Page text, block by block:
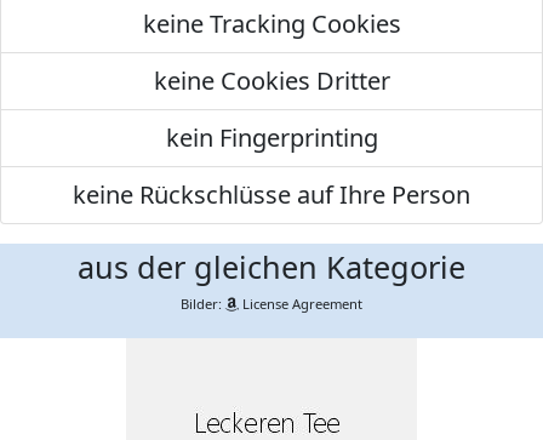
keine Tracking Cookies
keine Cookies Dritter
kein Fingerprinting
keine Rückschlüsse auf Ihre Person
aus der gleichen Kategorie
Bilder: License Agreement